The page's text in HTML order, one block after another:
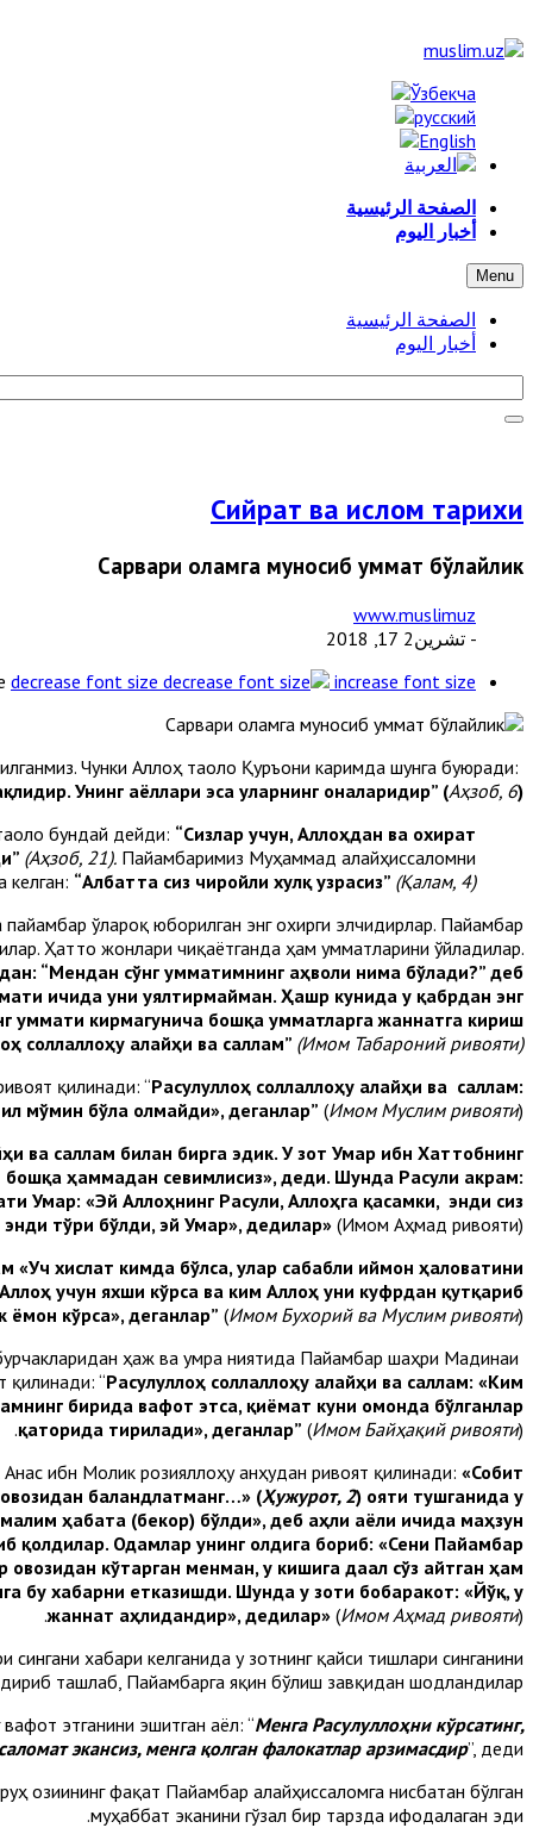
الصفحة الرئيسية
أخبار اليوم
Menu
الصفحة الرئيسية
أخبار اليوم
Сийрат ва ислом тарихи
Сарвари оламга муносиб уммат бўлайлик
www.muslimuz
- تشرين2 17, 2018
decrease font size increase font size
Унинг аёллари эса уларнинг оналаридир” (Аҳзоб, 6)
бундай дейди: “Сизлар учун, Аллоҳдан ва охират
(Аҳзоб, 21). Пайғамбаримиз Муҳаммад алайҳиссаломни
келган: “Албатта сиз чиройли хулқ узрасиз” (Қалам, 4).
ўлароқ юборилган энг охирги элчидирлар. Пайғамбар
Ҳатто жонлари чиқаётганда ҳам умматларини ўйладилар.
“Мендан сўнг умматимнинг аҳволи нима бўлади?” деб
ичида уни уялтирмайман. Ҳашр кунида у қабрдан энг
уммати кирмагунича бошқа умматларга жаннатга кириш
соллаллоҳу алайҳи ва саллам” (Имом Табароний ривояти).
қилинади: “Расулуллоҳ соллаллоҳу алайҳи ва саллам:
мўмин бўла олмайди», деганлар” (Имом Муслим ривояти).
ва саллам билан бирга эдик. У зот Умар ибн Хаттобнинг
бошқа ҳаммадан севимлисиз», деди. Шунда Расули акрам:
Умар: «Эй Аллоҳнинг Расули, Аллоҳга қасамки, энди сиз
тўғри бўлди, эй Умар», дедилар» (Имом Аҳмад ривояти).
«Уч хислат кимда бўлса, улар сабабли иймон ҳаловатини
учун яхши кўрса ва ким Аллоҳ уни куфрдан қутқариб
кўрса», деганлар” (Имом Бухорий ва Муслим ривояти).
ҳаж ва умра ниятида Пайғамбар шаҳри Мадинаи
қилинади: “Расулуллоҳ соллаллоҳу алайҳи ва саллам: «Ким
бирида вафот этса, қиёмат куни омонда бўлганлар
қаторида тирилади», деганлар” (Имом Байҳақий ривояти).
ибн Молик розияллоҳу анҳудан ривоят қилинади: «Собит
баландлатманг…» (Ҳужурот, 2) ояти тушганида у
ҳабата (бекор) бўлди», деб аҳли аёли ичида маҳзун
қолдилар. Одамлар унинг олдига бориб: «Сени Пайғамбар
кўтарган менман, у кишига дағал сўз айтган ҳам
бу хабарни етказишди. Шунда у зоти бобаракот: «Йўқ, у
жаннат аҳлидандир», дедилар» (Имом Аҳмад ривояти).
хабари келганида у зотнинг қайси тишлари синганини
ташлаб, Пайғамбарга яқин бўлиш завқидан шодландилар.
этганини эшитган аёл: “Менга Расулуллоҳни кўрсатинг,
экансиз, менга қолган фалокатлар арзимасдир”, деди.
фақат Пайғамбар алайҳиссаломга нисбатан бўлган
муҳаббат эканини гўзал бир тарзда ифодалаган эди.